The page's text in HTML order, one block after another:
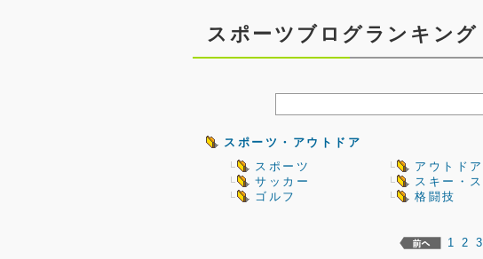
スポーツブログランキング
スポーツ・アウトドア
スポーツ
アウトドア
サッカー
スキー・
ゴルフ
格闘技
1 2 3